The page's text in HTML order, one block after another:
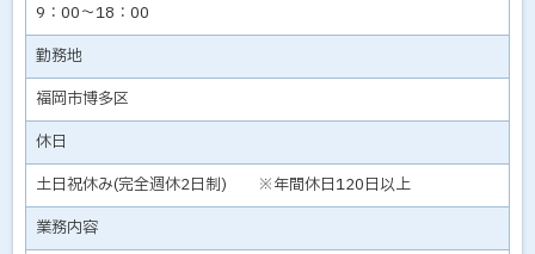
9：00～18：00
勤務地
福岡市博多区
休日
土日祝休み(完全週休2日制) ※年間休日120日以上
業務内容